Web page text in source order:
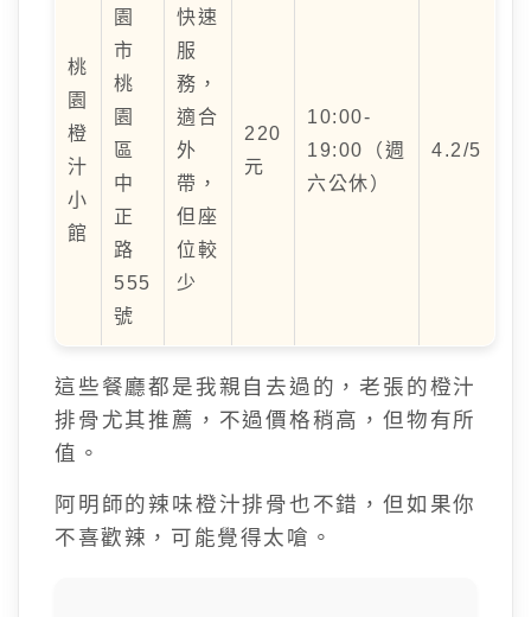
桃
園
橙
汁
小
館
園
市
桃
園
區
中
正
路
555
號
快速
服
務，
適合
外
帶，
但座
位較
少
220
元
10:00-
19:00（週
六公休）
4.2/5
這些餐廳都是我親自去過的，老張的橙汁
排骨尤其推薦，不過價格稍高，但物有所
值。
阿明師的辣味橙汁排骨也不錯，但如果你
不喜歡辣，可能覺得太嗆。